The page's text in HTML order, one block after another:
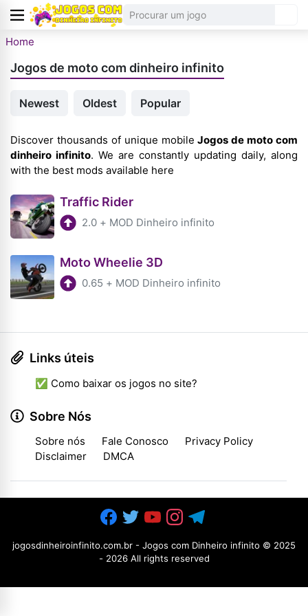
Home
Jogos de moto com dinheiro infinito
Newest Oldest Popular
Discover thousands of unique mobileJogos de moto com
dinheiro infinito. We are constantly updating daily, along
with the best mods available here
Traffic Rider
2.0 + MOD Dinheiro infinito
Moto Wheelie 3D
0.65 + MOD Dinheiro infinito
Links úteis
✅ Como baixar os jogos no site?
Sobre Nós
Sobre nós Fale Conosco
Privacy Policy
Disclaimer
DMCA
jogosdinheiroinfinito.com.br - Jogos com Dinheiro infinito © 2025
- 2026 All rights reserved